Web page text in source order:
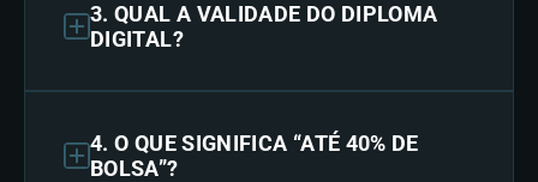
3. QUAL A VALIDADE DO DIPLOMA
DIGITAL?
4. O QUE SIGNIFICA “ATÉ 40% DE
BOLSA”?